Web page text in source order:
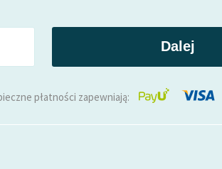
Dalej
płatności zapewniają: